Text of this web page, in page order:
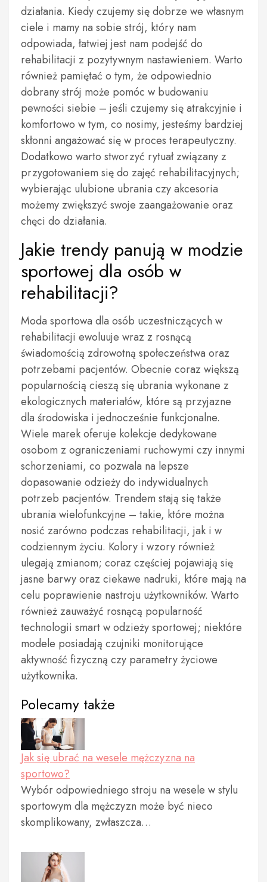
działania. Kiedy czujemy się dobrze we własnym
ciele i mamy na sobie strój, który nam
odpowiada, łatwiej jest nam podejść do
rehabilitacji z pozytywnym nastawieniem. Warto
również pamiętać o tym, że odpowiednio
dobrany strój może pomóc w budowaniu
pewności siebie – jeśli czujemy się atrakcyjnie i
komfortowo w tym, co nosimy, jesteśmy bardziej
skłonni angażować się w proces terapeutyczny.
Dodatkowo warto stworzyć rytuał związany z
przygotowaniem się do zajęć rehabilitacyjnych;
wybierając ulubione ubrania czy akcesoria
możemy zwiększyć swoje zaangażowanie oraz
chęci do działania.
Jakie trendy panują w modzie
sportowej dla osób w
rehabilitacji?
Moda sportowa dla osób uczestniczących w
rehabilitacji ewoluuje wraz z rosnącą
świadomością zdrowotną społeczeństwa oraz
potrzebami pacjentów. Obecnie coraz większą
popularnością cieszą się ubrania wykonane z
ekologicznych materiałów, które są przyjazne
dla środowiska i jednocześnie funkcjonalne.
Wiele marek oferuje kolekcje dedykowane
osobom z ograniczeniami ruchowymi czy innymi
schorzeniami, co pozwala na lepsze
dopasowanie odzieży do indywidualnych
potrzeb pacjentów. Trendem stają się także
ubrania wielofunkcyjne – takie, które można
nosić zarówno podczas rehabilitacji, jak i w
codziennym życiu. Kolory i wzory również
ulegają zmianom; coraz częściej pojawiają się
jasne barwy oraz ciekawe nadruki, które mają na
celu poprawienie nastroju użytkowników. Warto
również zauważyć rosnącą popularność
technologii smart w odzieży sportowej; niektóre
modele posiadają czujniki monitorujące
aktywność fizyczną czy parametry życiowe
użytkownika.
Polecamy także
Jak się ubrać na wesele mężczyzna na
sportowo?
Wybór odpowiedniego stroju na wesele w stylu
sportowym dla mężczyzn może być nieco
skomplikowany, zwłaszcza…